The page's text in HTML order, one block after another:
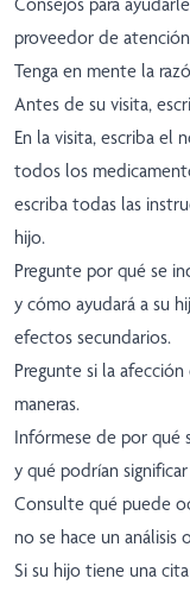
proveedor de
Tenga en mente la
Antes de su visita,
En la visita, escriba el
todos los
escriba todas las
hijo.
Pregunte por qué se
y cómo ayudará a su
efectos secundarios.
Pregunte si la
maneras.
Infórmese de por qué
y qué podrían
Consulte qué puede
no se hace un análisis
Si su hijo tiene una